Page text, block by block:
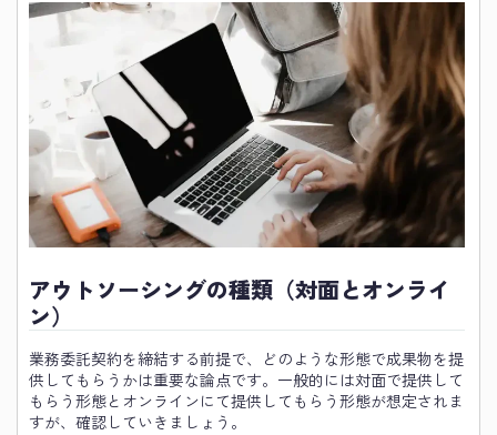
アウトソーシングの種類（対面とオンライ
ン）
業務委託契約を締結する前提で、どのような形態で成果物を提
供してもらうかは重要な論点です。一般的には対面で提供して
もらう形態とオンラインにて提供してもらう形態が想定されま
すが、確認していきましょう。